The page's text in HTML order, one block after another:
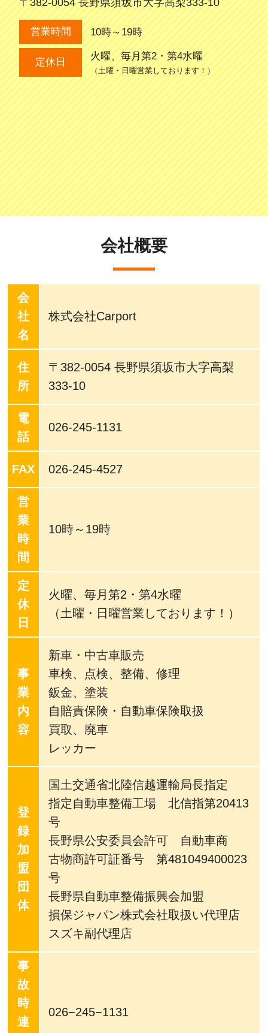
〒382-0054 長野県須坂市大字高梨333-10
営業時間 10時～19時
定休日
火曜、毎月第2・第4水曜
（土曜・日曜営業しております！）
会社概要
会
社
名
株式会社Carport
住
所
〒382-0054 長野県須坂市大字高梨
333-10
電
話
026-245-1131
FAX 026-245-4527
営
業
時
間
10時～19時
定
休
日
火曜、毎月第2・第4水曜
（土曜・日曜営業しております！）
事
業
内
容
新車・中古車販売
車検、点検、整備、修理
鈑金、塗装
自賠責保険・自動車保険取扱
買取、廃車
レッカー
登
録
加
盟
団
体
国土交通省北陸信越運輸局長指定
指定自動車整備工場 北信指第20413
号
長野県公安委員会許可 自動車商
古物商許可証番号 第481049400023
号
長野県自動車整備振興会加盟
損保ジャパン株式会社取扱い代理店
スズキ副代理店
事
故
時
連
026−245−1131